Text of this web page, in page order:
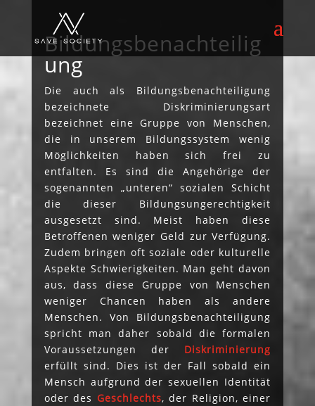
Bildungsbenachteilig
ung
Die auch als Bildungsbenachteiligung
bezeichnete Diskriminierungsart
bezeichnet eine Gruppe von Menschen,
die in unserem Bildungssystem wenig
Möglichkeiten haben sich frei zu
entfalten. Es sind die Angehörige der
sogenannten „unteren“ sozialen Schicht
die dieser Bildungsungerechtigkeit
ausgesetzt sind. Meist haben diese
Betroffenen weniger Geld zur Verfügung.
Zudem bringen oft soziale oder kulturelle
Aspekte Schwierigkeiten. Man geht davon
aus, dass diese Gruppe von Menschen
weniger Chancen haben als andere
Menschen. Von Bildungsbenachteiligung
spricht man daher sobald die formalen
Voraussetzungen der Diskriminierung
erfüllt sind. Dies ist der Fall sobald ein
Mensch aufgrund der sexuellen Identität
oder des Geschlechts, der Religion, einer